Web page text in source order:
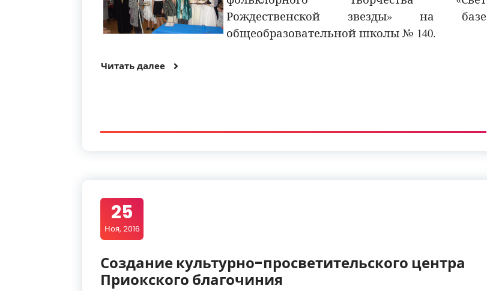
Рождественской звезды» на базе
общеобразовательной школы № 140.
Читать далее
25
Ноя, 2016
Создание культурно-просветительского центра
Приокского благочиния